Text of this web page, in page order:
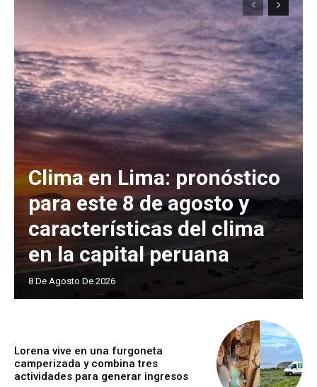
Clima en Lima: pronóstico
para este 8 de agosto y
características del clima
en la capital peruana
8 De Agosto De 2026
Lorena vive en una furgoneta
camperizada y combina tres
actividades para generar ingresos